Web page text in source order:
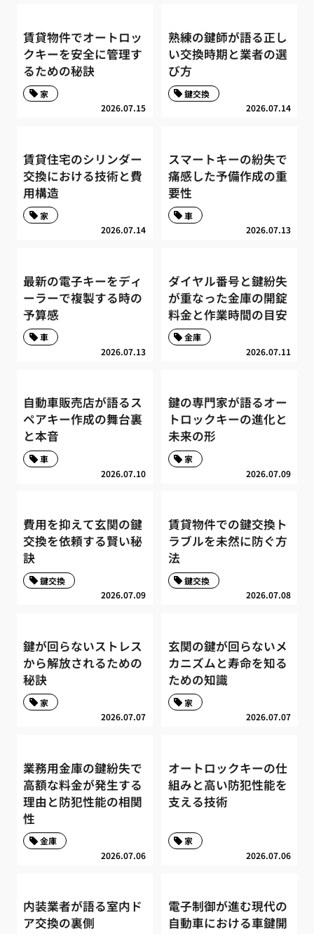
賃貸物件でオートロッ
クキーを安全に管理す
るための秘訣
2026.07.15
家
熟練の鍵師が語る正し
い交換時期と業者の選
び方
2026.07.14
鍵交換
賃貸住宅のシリンダー
交換における技術と費
用構造
2026.07.14
家
スマートキーの紛失で
痛感した予備作成の重
要性
2026.07.13
車
最新の電子キーをディ
ーラーで複製する時の
予算感
2026.07.13
車
ダイヤル番号と鍵紛失
が重なった金庫の開錠
料金と作業時間の目安
2026.07.11
金庫
自動車販売店が語るス
ペアキー作成の舞台裏
と本音
2026.07.10
車
鍵の専門家が語るオー
トロックキーの進化と
未来の形
2026.07.09
家
費用を抑えて玄関の鍵
交換を依頼する賢い秘
訣
2026.07.09
鍵交換
賃貸物件での鍵交換ト
ラブルを未然に防ぐ方
法
2026.07.08
鍵交換
鍵が回らないストレス
から解放されるための
秘訣
2026.07.07
家
玄関の鍵が回らないメ
カニズムと寿命を知る
ための知識
2026.07.07
家
業務用金庫の鍵紛失で
高額な料金が発生する
理由と防犯性能の相関
性
2026.07.06
金庫
オートロックキーの仕
組みと高い防犯性能を
支える技術
2026.07.06
家
内装業者が語る室内ド
ア交換の裏側
電子制御が進む現代の
自動車における車鍵開